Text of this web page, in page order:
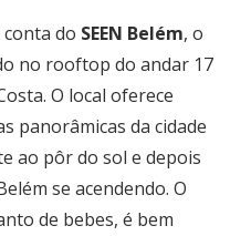
do SEEN Belém, o
no rooftop do andar 17
O local oferece
panorâmicas da cidade
ao pôr do sol e depois
se acendendo. O
de bebes, é bem